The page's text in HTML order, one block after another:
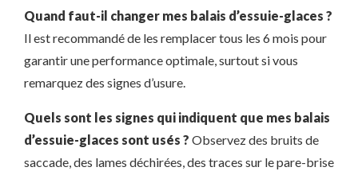
Quand faut-il changer mes balais d’essuie-glaces ?
Il est recommandé de les remplacer tous les 6 mois pour
garantir une performance optimale, surtout si vous
remarquez des signes d’usure.
Quels sont les signes qui indiquent que mes balais
d’essuie-glaces sont usés ? Observez des bruits de
saccade, des lames déchirées, des traces sur le pare-brise